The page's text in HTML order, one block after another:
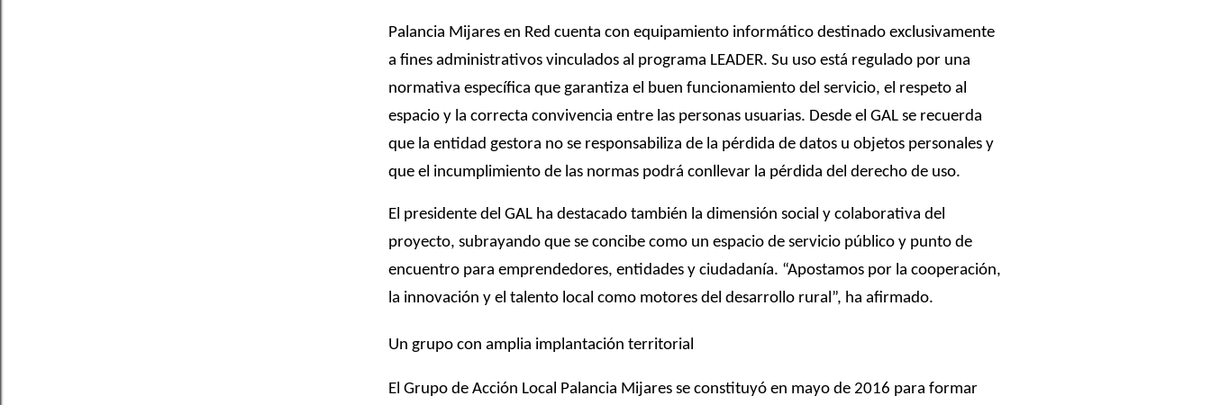
Palancia Mijares en Red cuenta con equipamiento informático destinado exclusivamente
a fines administrativos vinculados al programa LEADER. Su uso está regulado por una
normativa específica que garantiza el buen funcionamiento del servicio, el respeto al
espacio y la correcta convivencia entre las personas usuarias. Desde el GAL se recuerda
que la entidad gestora no se responsabiliza de la pérdida de datos u objetos personales y
que el incumplimiento de las normas podrá conllevar la pérdida del derecho de uso.
El presidente del GAL ha destacado también la dimensión social y colaborativa del
proyecto, subrayando que se concibe como un espacio de servicio público y punto de
encuentro para emprendedores, entidades y ciudadanía. “Apostamos por la cooperación,
la innovación y el talento local como motores del desarrollo rural”, ha afirmado.
Un grupo con amplia implantación territorial
El Grupo de Acción Local Palancia Mijares se constituyó en mayo de 2016 para formar